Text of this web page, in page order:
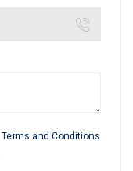
Terms and Conditions